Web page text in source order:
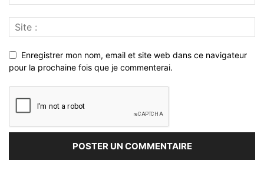
Enregistrer mon nom, email et site web dans ce navigateur
pour la prochaine fois que je commenterai.